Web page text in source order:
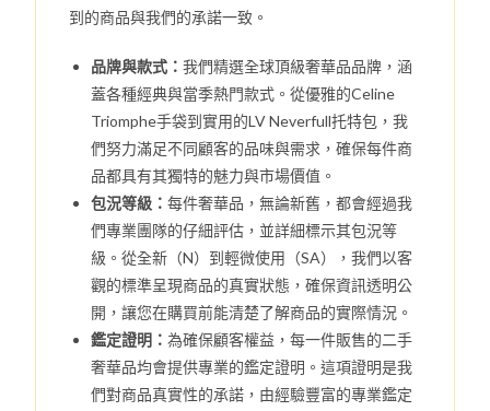
到的商品與我們的承諾一致。
品牌與款式：我們精選全球頂級奢華品品牌，涵
蓋各種經典與當季熱門款式。從優雅的Celine
Triomphe手袋到實用的LV Neverfull托特包，我
們努力滿足不同顧客的品味與需求，確保每件商
品都具有其獨特的魅力與市場價值。
包況等級：每件奢華品，無論新舊，都會經過我
們專業團隊的仔細評估，並詳細標示其包況等
級。從全新（N）到輕微使用（SA），我們以客
觀的標準呈現商品的真實狀態，確保資訊透明公
開，讓您在購買前能清楚了解商品的實際情況。
鑑定證明：為確保顧客權益，每一件販售的二手
奢華品均會提供專業的鑑定證明。這項證明是我
們對商品真實性的承諾，由經驗豐富的專業鑑定